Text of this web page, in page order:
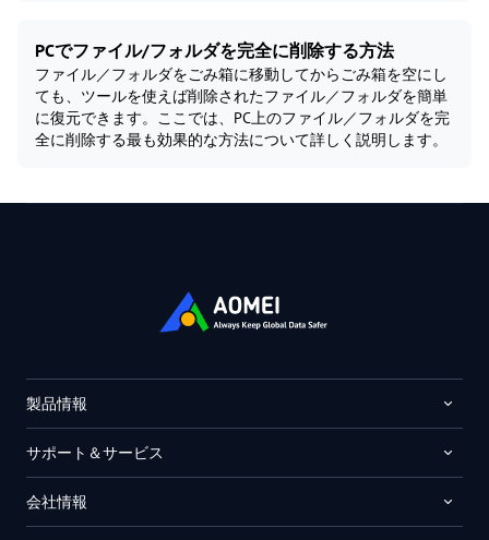
PCでファイル/フォルダを完全に削除する方法
ファイル／フォルダをごみ箱に移動してからごみ箱を空にし
ても、ツールを使えば削除されたファイル／フォルダを簡単
に復元できます。ここでは、PC上のファイル／フォルダを完
全に削除する最も効果的な方法について詳しく説明します。
製品情報
サポート＆サービス
会社情報